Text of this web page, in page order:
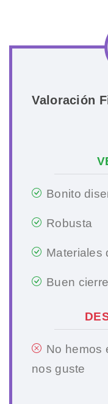
Valoración
Bonito
Robusta
Materiales
Buen cierre
No hemos
nos guste